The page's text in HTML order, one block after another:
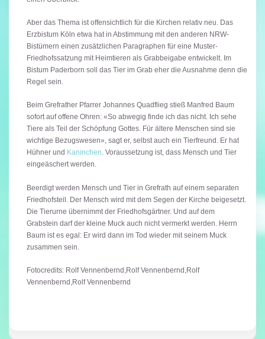
Aber das Thema ist offensichtlich für die Kirchen relativ neu. Das
Erzbistum Köln etwa hat in Abstimmung mit den anderen NRW-
Bistümern einen zusätzlichen Paragraphen für eine Muster-
Friedhofssatzung mit Heimtieren als Grabbeigabe entwickelt. Im
Bistum Paderborn soll das Tier im Grab eher die Ausnahme denn die
Regel sein.
Beim Grefrather Pfarrer Johannes Quadflieg stieß Manfred Baum
sofort auf offene Ohren: «So abwegig finde ich das nicht. Ich sehe
Tiere als Teil der Schöpfung Gottes. Für ältere Menschen sind sie
wichtige Bezugswesen», sagt er, selbst auch ein Tierfreund. Er hat
Hühner und Kaninchen. Voraussetzung ist, dass Mensch und Tier
eingeäschert werden.
Beerdigt werden Mensch und Tier in Grefrath auf einem separaten
Friedhofsteil. Der Mensch wird mit dem Segen der Kirche beigesetzt.
Die Tierurne übernimmt der Friedhofsgärtner. Und auf dem
Grabstein darf der kleine Muck auch nicht vermerkt werden. Herrn
Baum ist es egal: Er wird dann im Tod wieder mit seinem Muck
zusammen sein.
Fotocredits: Rolf Vennenbernd,Rolf Vennenbernd,Rolf
Vennenbernd,Rolf Vennenbernd